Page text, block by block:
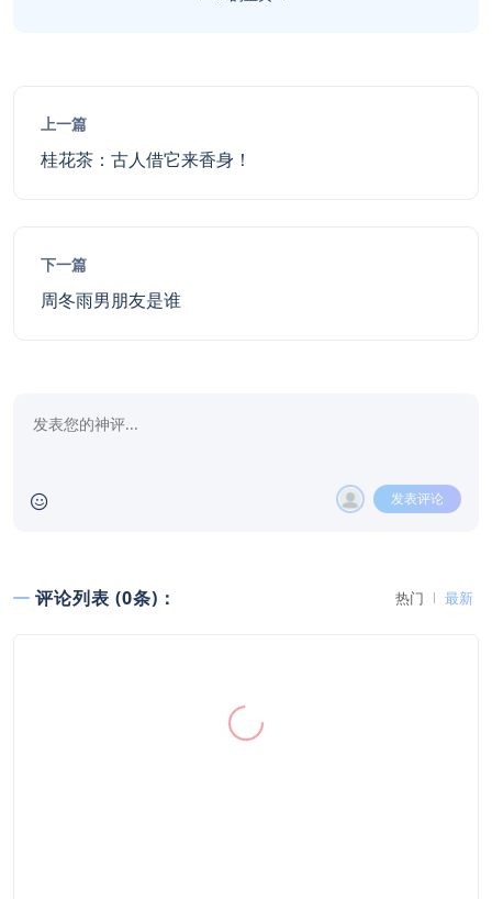
上一篇
桂花茶：古人借它来香身！
下一篇
周冬雨男朋友是谁
发表评论
评论列表 (0条)： 热门 最新